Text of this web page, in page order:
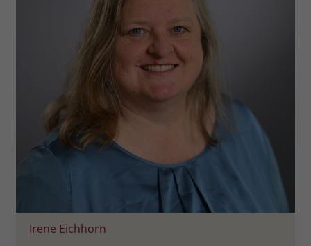
Irene Eichhorn
Zweck
die Werbe- und Analysebemühungen
von Facebook zurückzuführen. Dieses
Cookie ist ein Erstanbieter-Cookie, d. h.
Facebook platziert es, während ein
Verbraucher auf Facebook ist. Dieses
Cookie verfolgt die Besuche eines
Nutzers auf verschiedenen Websites
und meldet dieses Verhalten an
Facebook. Facebook kann dann die
gesammelten Daten nutzen, um den
Nutzer besser zu verstehen und
bessere, relevantere Werbung zu
zeigen. Das _fbp-Cookie sammelt keine
persönlich identifizierbaren
Informationen und wird von Facebook